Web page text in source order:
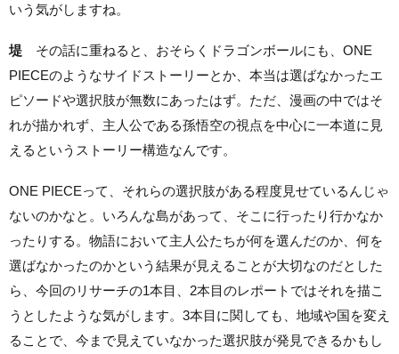
いう気がしますね。
堤 その話に重ねると、おそらくドラゴンボールにも、ONE
PIECEのようなサイドストーリーとか、本当は選ばなかったエ
ピソードや選択肢が無数にあったはず。ただ、漫画の中ではそ
れが描かれず、主人公である孫悟空の視点を中心に一本道に見
えるというストーリー構造なんです。
ONE PIECEって、それらの選択肢がある程度見せているんじゃ
ないのかなと。いろんな島があって、そこに行ったり行かなか
ったりする。物語において主人公たちが何を選んだのか、何を
選ばなかったのかという結果が見えることが大切なのだとした
ら、今回のリサーチの1本目、2本目のレポートではそれを描こ
うとしたような気がします。3本目に関しても、地域や国を変え
ることで、今まで見えていなかった選択肢が発見できるかもし